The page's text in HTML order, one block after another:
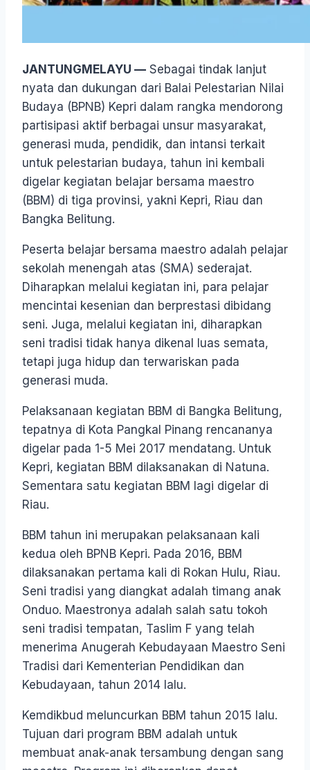
JANTUNGMELAYU — Sebagai tindak lanjut
nyata dan dukungan dari Balai Pelestarian Nilai
Budaya (BPNB) Kepri dalam rangka mendorong
partisipasi aktif berbagai unsur masyarakat,
generasi muda, pendidik, dan intansi terkait
untuk pelestarian budaya, tahun ini kembali
digelar kegiatan belajar bersama maestro
(BBM) di tiga provinsi, yakni Kepri, Riau dan
Bangka Belitung.
Peserta belajar bersama maestro adalah pelajar
sekolah menengah atas (SMA) sederajat.
Diharapkan melalui kegiatan ini, para pelajar
mencintai kesenian dan berprestasi dibidang
seni. Juga, melalui kegiatan ini, diharapkan
seni tradisi tidak hanya dikenal luas semata,
tetapi juga hidup dan terwariskan pada
generasi muda.
Pelaksanaan kegiatan BBM di Bangka Belitung,
tepatnya di Kota Pangkal Pinang rencananya
digelar pada 1-5 Mei 2017 mendatang. Untuk
Kepri, kegiatan BBM dilaksanakan di Natuna.
Sementara satu kegiatan BBM lagi digelar di
Riau.
BBM tahun ini merupakan pelaksanaan kali
kedua oleh BPNB Kepri. Pada 2016, BBM
dilaksanakan pertama kali di Rokan Hulu, Riau.
Seni tradisi yang diangkat adalah timang anak
Onduo. Maestronya adalah salah satu tokoh
seni tradisi tempatan, Taslim F yang telah
menerima Anugerah Kebudayaan Maestro Seni
Tradisi dari Kementerian Pendidikan dan
Kebudayaan, tahun 2014 lalu.
Kemdikbud meluncurkan BBM tahun 2015 lalu.
Tujuan dari program BBM adalah untuk
membuat anak-anak tersambung dengan sang